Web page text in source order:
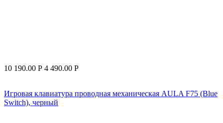
10 190.00 Р 4 490.00 Р
Игровая клавиатура проводная механическая AULA F75 (Blue
Switch), черный